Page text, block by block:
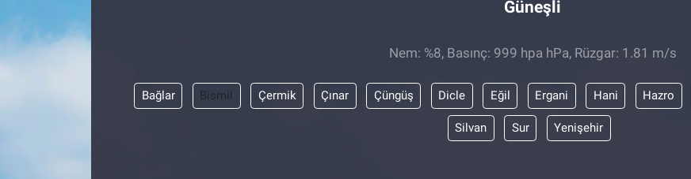
Güneşli
Nem: %8, Basınç: 999 hpa hPa, Rüzgar: 1.81 m/s
Bağlar Bismil Çermik Çınar Çüngüş Dicle Eğil Ergani Hani Hazro
Silvan Sur Yenişehir
SAĞLIK